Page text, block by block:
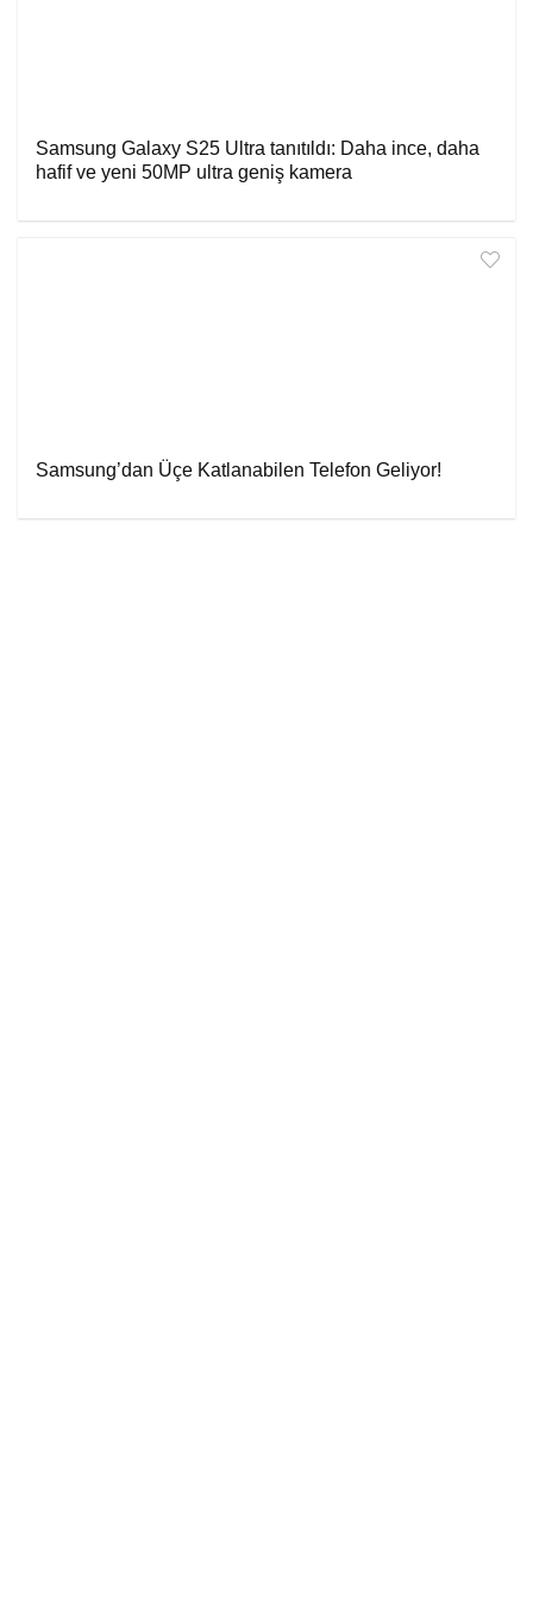
Samsung Galaxy S25 Ultra tanıtıldı: Daha ince, daha
hafif ve yeni 50MP ultra geniş kamera
Samsung’dan Üçe Katlanabilen Telefon Geliyor!